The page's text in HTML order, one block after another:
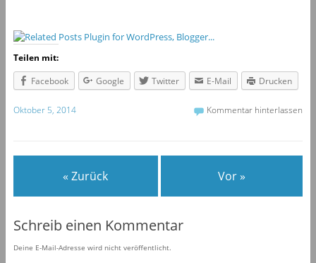
Teilen mit:
Facebook
Google Twitter E-Mail Drucken
Oktober 5, 2014 Kommentar hinterlassen
« Zurück Vor »
Schreib einen Kommentar
Deine E-Mail-Adresse wird nicht veröffentlicht.